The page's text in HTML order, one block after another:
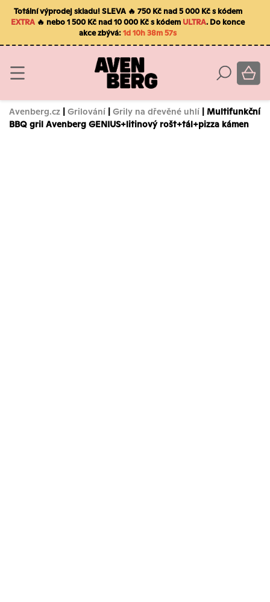
Totální výprodej skladu! SLEVA 🔥 750 Kč nad 5 000 Kč s kódem
EXTRA 🔥 nebo 1 500 Kč nad 10 000 Kč s kódem ULTRA. Do konce
akce zbývá:1d 10h 38m 55s
Avenberg.cz | Grilování | Grily na dřevěné uhlí | Multifunkční
BBQ gril Avenberg GENIUS+litinový rošt+tál+pizza kámen